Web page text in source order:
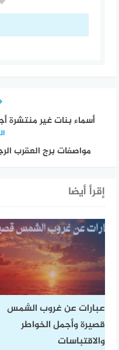
أسماء بنات غير منتشرة
مواصفات برج العقرب
إقرأ أيضا
عبارات عن غروب الشمس
قصيرة وأجمل الخواطر
والاقتباسات